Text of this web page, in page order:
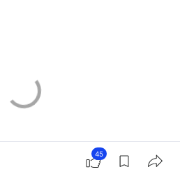
2019 - 葵青區 - 荔景
45